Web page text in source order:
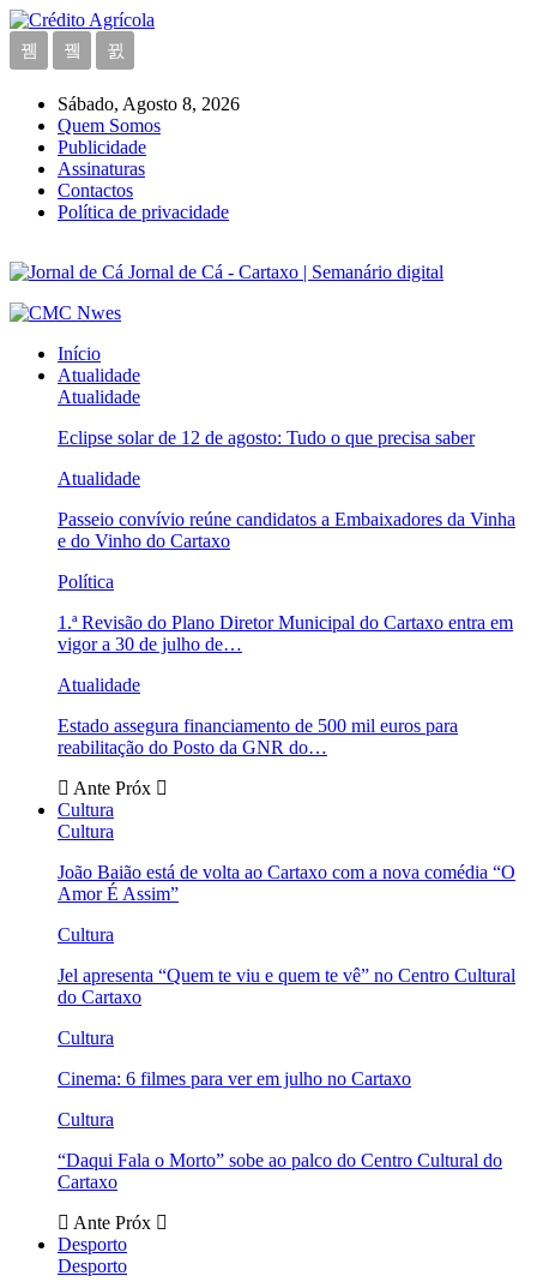
Sábado, Agosto 8, 2026
Quem Somos
Publicidade
Assinaturas
Contactos
Política de privacidade
Jornal de Cá - Cartaxo | Semanário digital
Início
Atualidade
Atualidade
Eclipse solar de 12 de agosto: Tudo o que precisa saber
Atualidade
Passeio convívio reúne candidatos a Embaixadores da Vinha
e do Vinho do Cartaxo
Política
1.ª Revisão do Plano Diretor Municipal do Cartaxo entra em
vigor a 30 de julho de…
Atualidade
Estado assegura financiamento de 500 mil euros para
reabilitação do Posto da GNR do…
Ante Próx
Cultura
Cultura
João Baião está de volta ao Cartaxo com a nova comédia “O
Amor É Assim”
Cultura
Jel apresenta “Quem te viu e quem te vê” no Centro Cultural
do Cartaxo
Cultura
Cinema: 6 filmes para ver em julho no Cartaxo
Cultura
“Daqui Fala o Morto” sobe ao palco do Centro Cultural do
Cartaxo
Ante Próx
Desporto
Desporto